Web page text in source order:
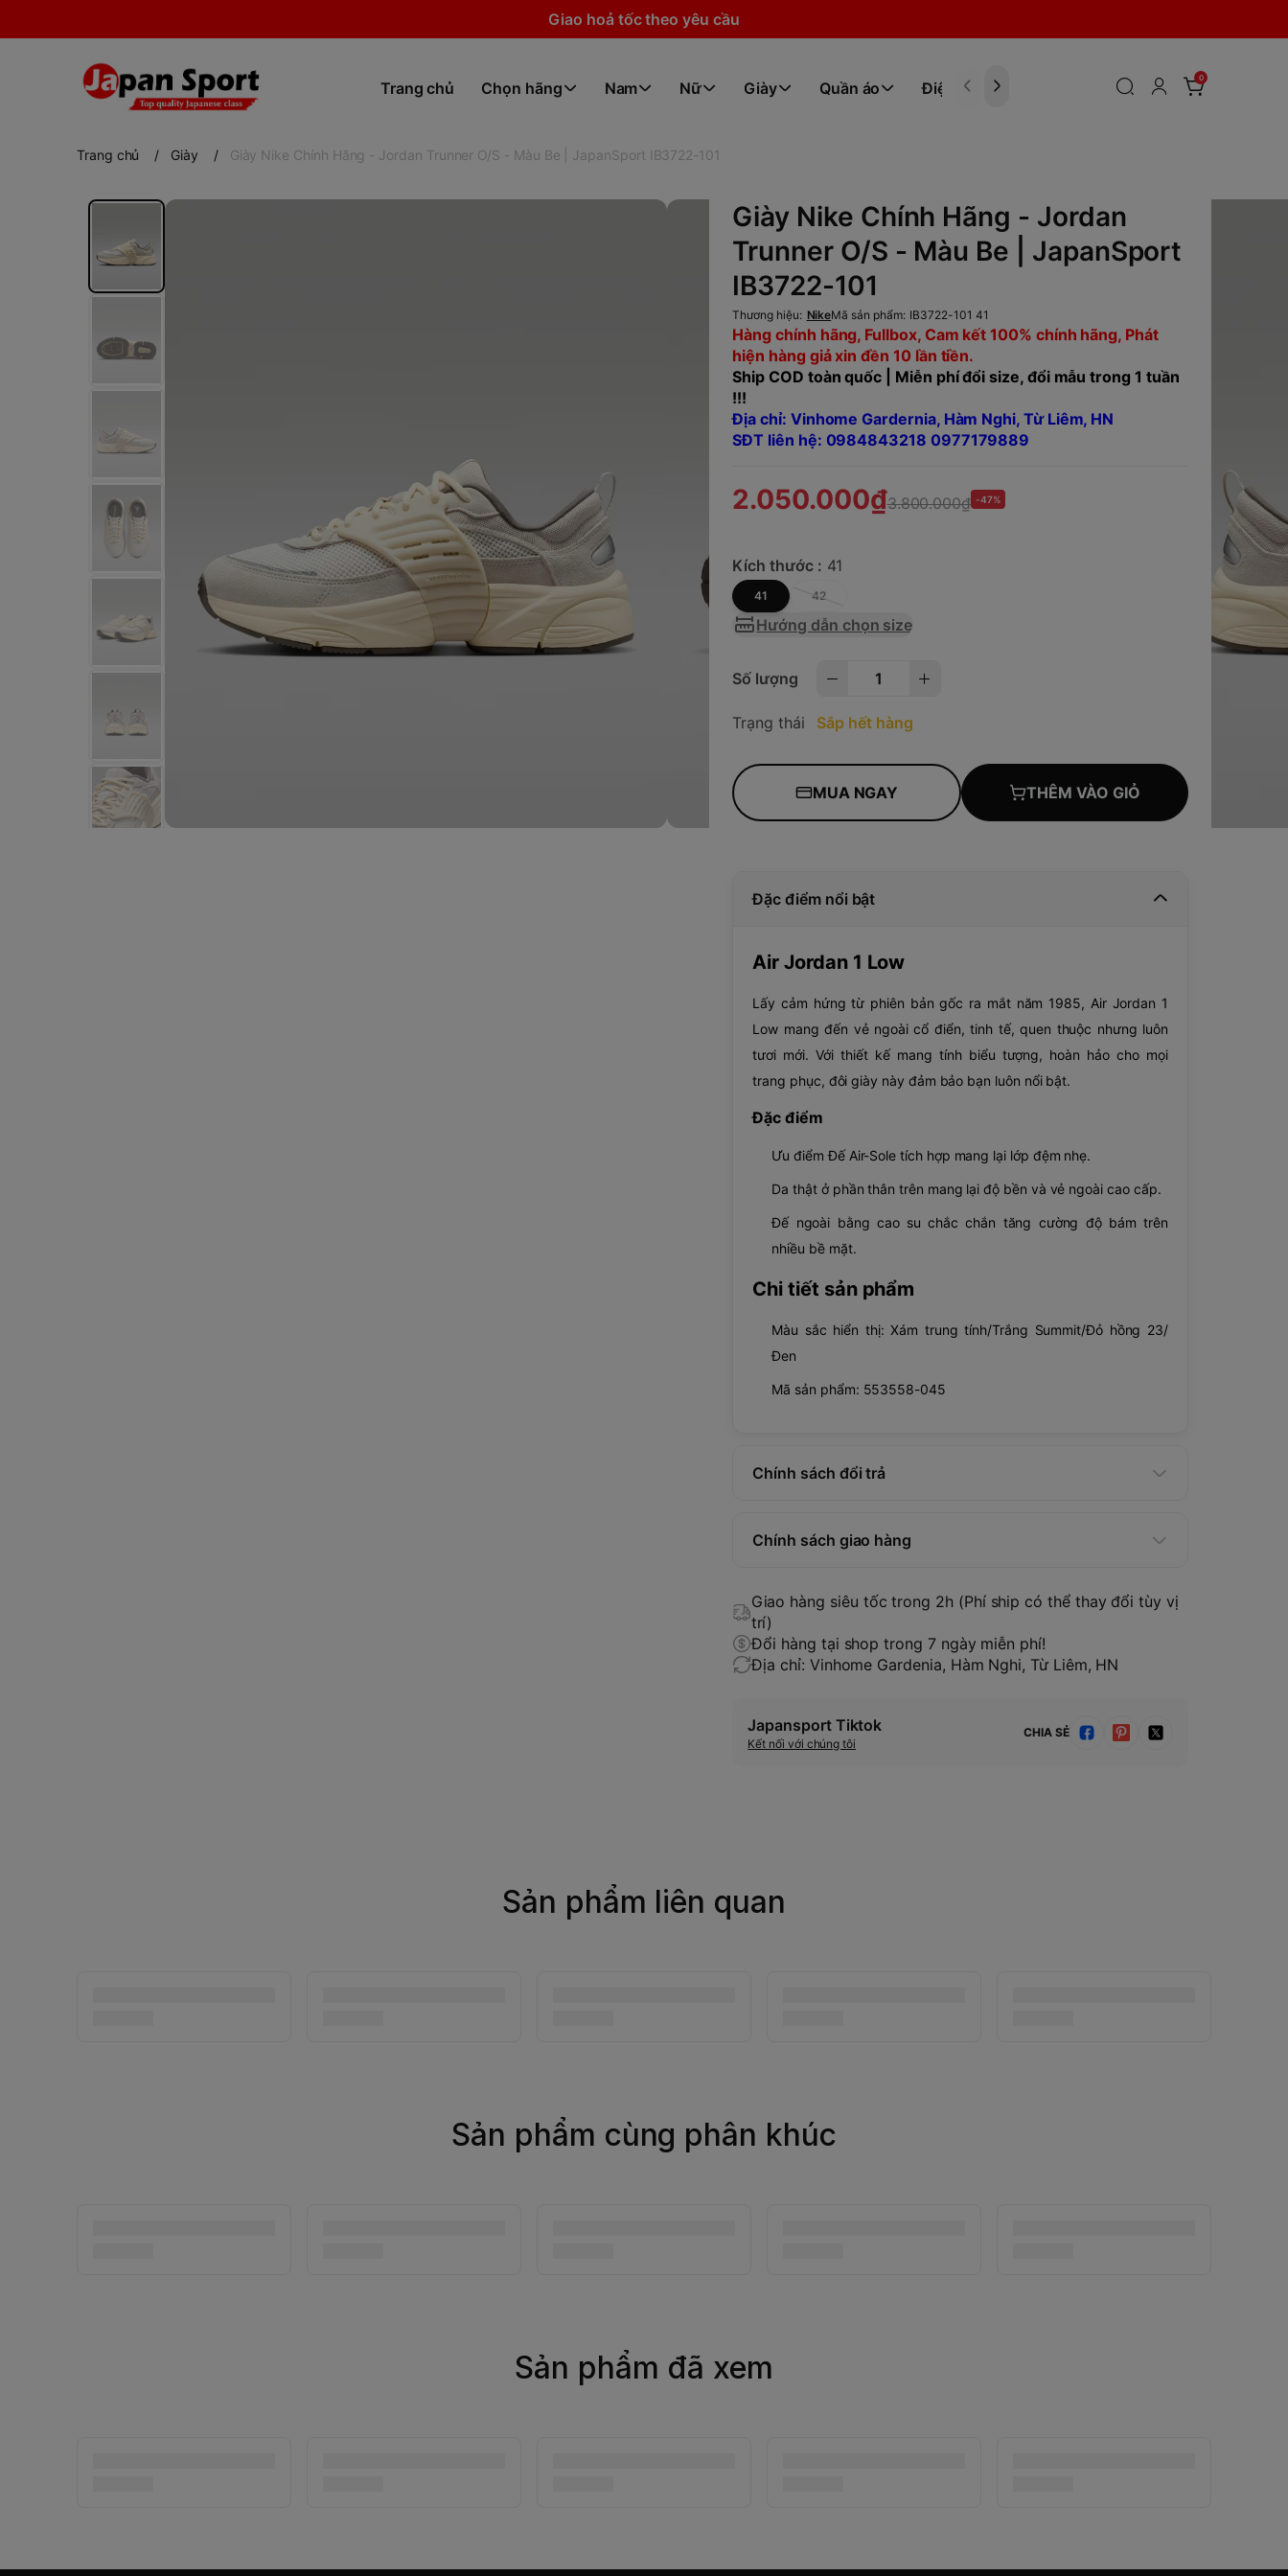
Giao hoả tốc theo yêu cầu
Trang chủ Chọn hãng Nam Nữ Giày Quần áo Điện tử
0
Trang chủ / Giày / Giày Nike Chính Hãng - Jordan Trunner O/S - Màu Be | JapanSport IB3722-101
Giày Nike Chính Hãng - Jordan
Trunner O/S - Màu Be | JapanSport
IB3722-101
Thương hiệu: NikeMã sản phẩm: IB3722-101 41
Hàng chính hãng, Fullbox, Cam kết 100% chính hãng, Phát
hiện hàng giả xin đền 10 lần tiền.
Ship COD toàn quốc | Miễn phí đổi size, đổi mẫu trong 1 tuần
!!!
Địa chỉ: Vinhome Gardernia, Hàm Nghi, Từ Liêm, HN
SĐT liên hệ: 0984843218 0977179889
2.050.000₫3.800.000₫ -47%
Kích thước : 41
41 42
Hướng dẫn chọn size
Số lượng
Trạng thái Sắp hết hàng
MUA NGAY THÊM VÀO GIỎ
Đặc điểm nổi bật
Air Jordan 1 Low
Lấy cảm hứng từ phiên bản gốc ra mắt năm 1985, Air Jordan 1
Low mang đến vẻ ngoài cổ điển, tinh tế, quen thuộc nhưng luôn
tươi mới. Với thiết kế mang tính biểu tượng, hoàn hảo cho mọi
trang phục, đôi giày này đảm bảo bạn luôn nổi bật.
Đặc điểm
Ưu điểm Đế Air-Sole tích hợp mang lại lớp đệm nhẹ.
Da thật ở phần thân trên mang lại độ bền và vẻ ngoài cao cấp.
Đế ngoài bằng cao su chắc chắn tăng cường độ bám trên
nhiều bề mặt.
Chi tiết sản phẩm
Màu sắc hiển thị: Xám trung tính/Trắng Summit/Đỏ hồng 23/
Đen
Mã sản phẩm: 553558-045
Chính sách đổi trả
Chính sách giao hàng
Giao hàng siêu tốc trong 2h (Phí ship có thể thay đổi tùy vị
trí)
Đổi hàng tại shop trong 7 ngày miễn phí!
Địa chỉ: Vinhome Gardenia, Hàm Nghi, Từ Liêm, HN
Japansport Tiktok
Kết nối với chúng tôi
CHIA SẺ
Sản phẩm liên quan
Sản phẩm cùng phân khúc
Sản phẩm đã xem